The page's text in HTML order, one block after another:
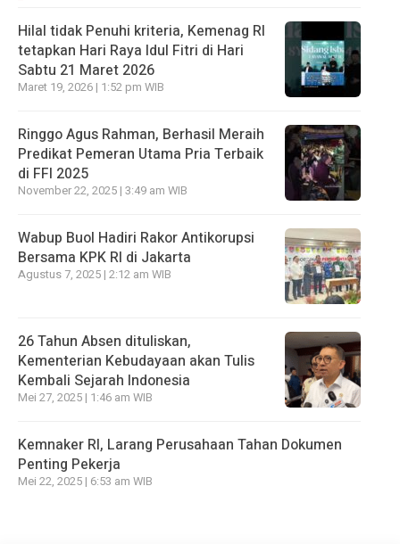
Hilal tidak Penuhi kriteria, Kemenag RI
tetapkan Hari Raya Idul Fitri di Hari
Sabtu 21 Maret 2026
Maret 19, 2026 | 1:52 pm WIB
Ringgo Agus Rahman, Berhasil Meraih
Predikat Pemeran Utama Pria Terbaik
di FFI 2025
November 22, 2025 | 3:49 am WIB
Wabup Buol Hadiri Rakor Antikorupsi
Bersama KPK RI di Jakarta
Agustus 7, 2025 | 2:12 am WIB
26 Tahun Absen dituliskan,
Kementerian Kebudayaan akan Tulis
Kembali Sejarah Indonesia
Mei 27, 2025 | 1:46 am WIB
Kemnaker RI, Larang Perusahaan Tahan Dokumen
Penting Pekerja
Mei 22, 2025 | 6:53 am WIB